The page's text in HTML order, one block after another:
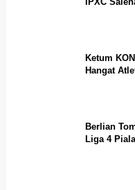
Ketum
Hangat
Berlian
Liga 4